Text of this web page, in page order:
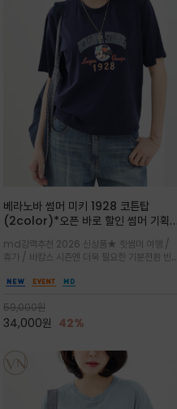
베라노바 썸머 미키 1928 코튼탑
(2color)*오픈 바로 할인 썸머 기획
★ 한정수량 제작 ★ 오가닉 코튼으로
빈티지 프린트로 여름 하의와 모두 잘어
울리는 그래픽
md강력추천 2026 신상품★ 핫썸머 여행 /
휴가 / 바캉스 시즌엔 더욱 필요한 기분전환 빈티
키 컬러 위에 빈티지한 크랙 효과의 레트로 감성
완성
59,000원
34,000원 42%